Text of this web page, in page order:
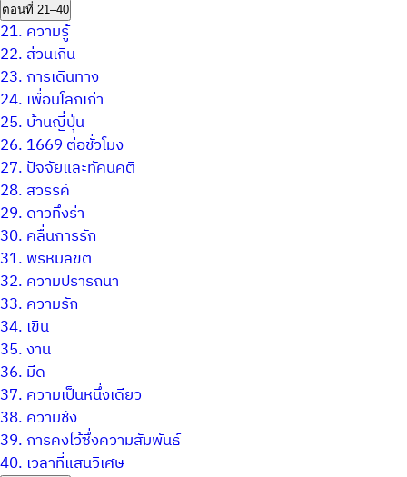
ตอนที่ 21–40
21. ความรู้
22. ส่วนเกิน
23. การเดินทาง
24. เพื่อนโลกเก่า
25. บ้านญี่ปุ่น
26. 1669 ต่อชั่วโมง
27. ปัจจัยและทัศนคติ
28. สวรรค์
29. ดาวทึงร่า
30. คลื่นการรัก
31. พรหมลิขิต
32. ความปรารถนา
33. ความรัก
34. เขิน
35.งาน
36. มีด
37. ความเป็นหนึ่งเดียว
38. ความชัง
39. การคงไว้ซึ่งความสัมพันธ์
40. เวลาที่แสนวิเศษ